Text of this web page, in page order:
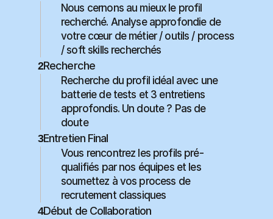
Nous cernons au mieux le profil
recherché. Analyse approfondie de
votre cœur de métier / outils / process
/ soft skills recherchés
2Recherche
Recherche du profil idéal avec une
batterie de tests et 3 entretiens
approfondis. Un doute ? Pas de
doute
3Entretien Final
Vous rencontrez les profils pré-
qualifiés par nos équipes et les
soumettez à vos process de
recrutement classiques
4Début de Collaboration